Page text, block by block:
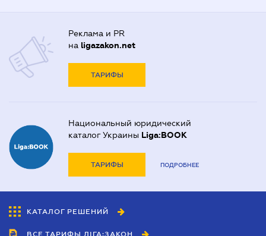
Реклама и PR
на ligazakon.net
ТАРИФЫ
Национальный юридический
каталог Украины Liga:BOOK
ТАРИФЫ ПОДРОБНЕЕ
КАТАЛОГ РЕШЕНИЙ
ВСЕ ТАРИФЫ ЛІГА:ЗАКОН